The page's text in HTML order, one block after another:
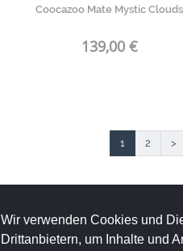
Wir verwenden Cookies und
Drittanbietern, um Inhalte und
Coocazoo Mate Mystic Clouds
139,00 €
1 2 >